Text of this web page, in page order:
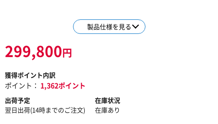
製品仕様を見る
299,800円
獲得ポイント内訳
ポイント： 1,362ポイント
出荷予定
翌日出荷(14時までのご注文)
在庫状況
在庫あり